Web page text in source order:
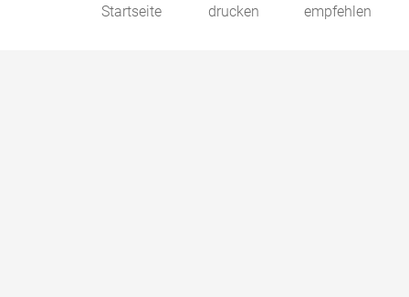
Startseite
drucken
empfehlen